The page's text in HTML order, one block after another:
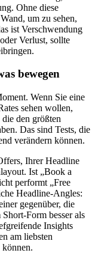
Ohne diese
um zu sehen,
ist Verschwendung
Verlust, sollte
bewegen
Wenn Sie eine
sehen wollen,
den größten
Das sind Tests, die
verändern können.
Ihrer Headline
Ist „Book a
performt „Free
Headline-Angles:
gegenüber, die
Form besser als
Insights
am liebsten